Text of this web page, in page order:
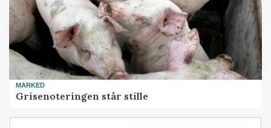
MARKED
Grisenoteringen står stille